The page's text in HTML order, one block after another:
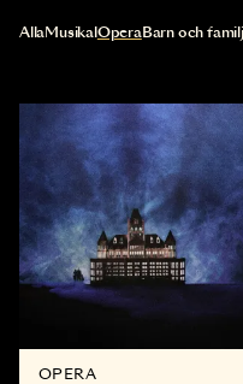
Val av kategori uppdaterar
AllaMusikal OperaBarn och familj
OPERA